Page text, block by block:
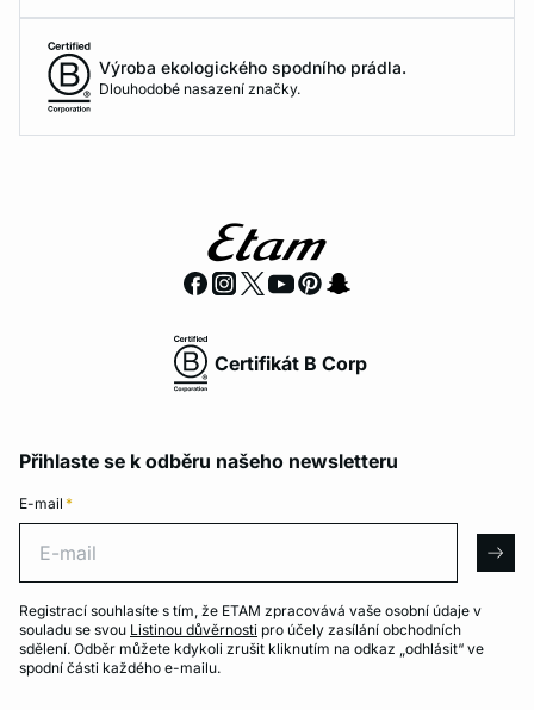
Výroba ekologického spodního prádla.
Dlouhodobé nasazení značky.
Certifikát B Corp
Přihlaste se k odběru našeho newsletteru
E-mail *
Registrací souhlasíte s tím, že ETAM zpracovává vaše osobní údaje v
souladu se svou Listinou důvěrnosti pro účely zasílání obchodních
sdělení. Odběr můžete kdykoli zrušit kliknutím na odkaz „odhlásit“ ve
spodní části každého e-mailu.